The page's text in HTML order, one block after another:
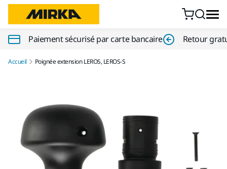
Paiement sécurisé par carte bancaire Retour
Accueil Poignée extension LEROS, LEROS-S